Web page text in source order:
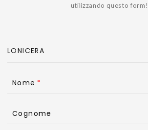
utilizzando questo form!
Nome
Cognome